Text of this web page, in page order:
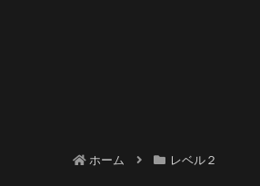
ホーム レベル２